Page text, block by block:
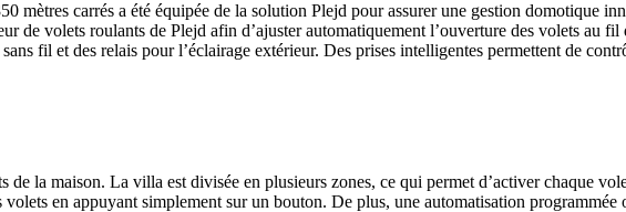
carrés a été équipée de la solution Plejd pour assurer une gestion domotique
volets roulants de Plejd afin d’ajuster automatiquement l’ouverture des volets au fil
fil et des relais pour l’éclairage extérieur. Des prises intelligentes permettent de
la maison. La villa est divisée en plusieurs zones, ce qui permet d’activer chaque
en appuyant simplement sur un bouton. De plus, une automatisation